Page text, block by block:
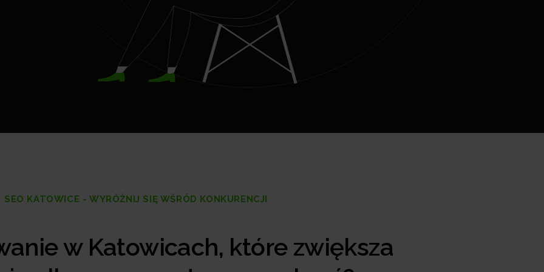
SEO KATOWICE - WYRÓŻNIJ SIĘ WŚRÓD KONKURENCJI
w Katowicach, które zwiększa